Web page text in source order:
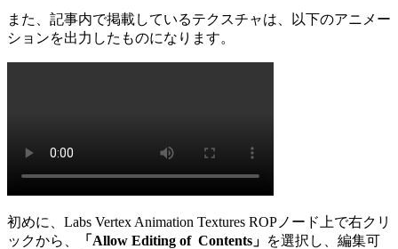
また、記事内で掲載しているテクスチャは、以下のアニメー
ションを出力したものになります。
初めに、Labs Vertex Animation Textures ROPノード上で右クリ
ックから、
「Allow Editing of Contents」 を選択し、編集可